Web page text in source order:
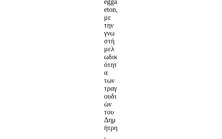
egga
eton,
με
την
γνω
στή
μελ
ωδικ
ότητ
α
των
τραγ
ουδι
ών
του
Δημ
ήτρη